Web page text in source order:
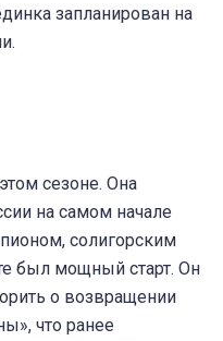
запланирован на
сезоне. Она
на самом начале
солигорским
был мощный старт. Он
о возвращении
что ранее